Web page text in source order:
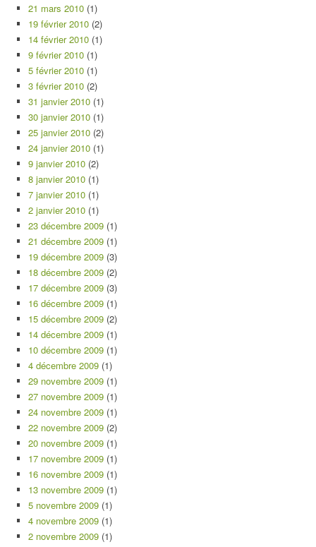
21 mars 2010 (1)
19 février 2010 (2)
14 février 2010 (1)
9 février 2010 (1)
5 février 2010 (1)
3 février 2010 (2)
31 janvier 2010 (1)
30 janvier 2010 (1)
25 janvier 2010 (2)
24 janvier 2010 (1)
9 janvier 2010 (2)
8 janvier 2010 (1)
7 janvier 2010 (1)
2 janvier 2010 (1)
23 décembre 2009 (1)
21 décembre 2009 (1)
19 décembre 2009 (3)
18 décembre 2009 (2)
17 décembre 2009 (3)
16 décembre 2009 (1)
15 décembre 2009 (2)
14 décembre 2009 (1)
10 décembre 2009 (1)
4 décembre 2009 (1)
29 novembre 2009 (1)
27 novembre 2009 (1)
24 novembre 2009 (1)
22 novembre 2009 (2)
20 novembre 2009 (1)
17 novembre 2009 (1)
16 novembre 2009 (1)
13 novembre 2009 (1)
5 novembre 2009 (1)
4 novembre 2009 (1)
2 novembre 2009 (1)